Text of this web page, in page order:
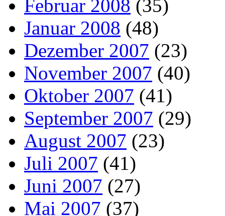
Februar 2008 (35)
Januar 2008 (48)
Dezember 2007 (23)
November 2007 (40)
Oktober 2007 (41)
September 2007 (29)
August 2007 (23)
Juli 2007 (41)
Juni 2007 (27)
Mai 2007 (37)